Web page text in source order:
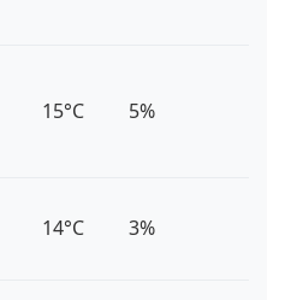
15°C 5%
14°C 3%